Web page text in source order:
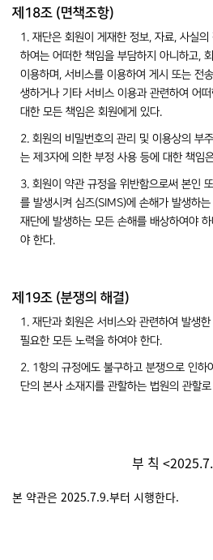
제18조 (면책조항)
1. 재단은 회원이 게재한 정보, 자료, 사실
하여는 어떠한 책임을 부담하지 아니하고,
이용하며, 서비스를 이용하여 게시 또는 전
생하거나 기타 서비스 이용과 관련하여 어
대한 모든 책임은 회원에게 있다.
2. 회원의 비밀번호의 관리 및 이용상의 부
는 제3자에 의한 부정 사용 등에 대한 책임
3. 회원이 약관 규정을 위반함으로써 본인
를 발생시켜 심즈(SIMS)에 손해가 발생하
재단에 발생하는 모든 손해를 배상하여야
야 한다.
제19조 (분쟁의 해결)
1. 재단과 회원은 서비스와 관련하여 발생
필요한 모든 노력을 하여야 한다.
2. 1항의 규정에도 불구하고 분쟁으로 인하
단의 본사 소재지를 관할하는 법원의 관할
부 칙
본 약관은 2025.7.9.부터 시행한다.